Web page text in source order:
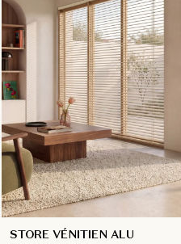
STORE VÉNITIEN ALU